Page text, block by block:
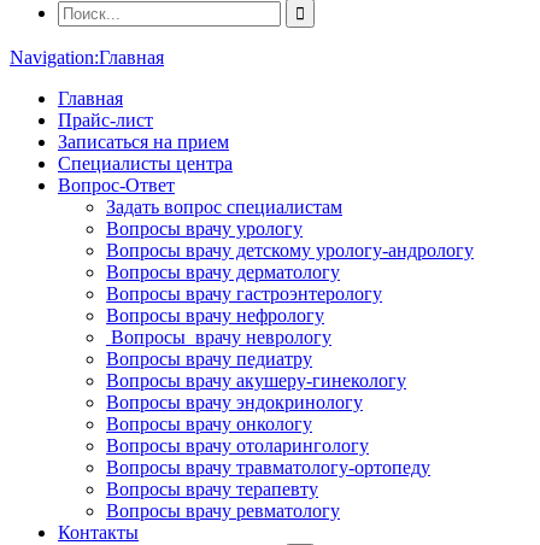
Navigation:Главная
Главная
Прайс-лист
Записаться на прием
Специалисты центра
Вопрос-Ответ
Задать вопрос специалистам
Вопросы врачу урологу
Вопросы врачу детскому урологу-андрологу
Вопросы врачу дерматологу
Вопросы врачу гастроэнтерологу
Вопросы врачу нефрологу
Вопросы врачу неврологу
Вопросы врачу педиатру
Вопросы врачу акушеру-гинекологу
Вопросы врачу эндокринологу
Вопросы врачу онкологу
Вопросы врачу отоларингологу
Вопросы врачу травматологу-ортопеду
Вопросы врачу терапевту
Вопросы врачу ревматологу
Контакты